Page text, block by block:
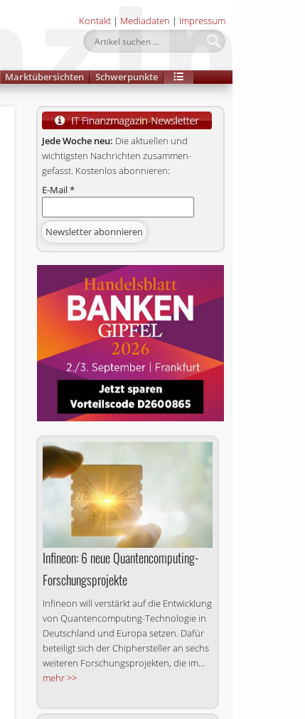
Kontakt | Mediadaten | Impressum
Marktübersichten Schwerpunkte
Jede Woche neu: Die aktuellen und
wichtigsten Nachrichten zusammen­
gefasst. Kostenlos abonnieren:
E-Mail*
Infineon: 6 neue Quantencomputing-
Forschungsprojekte
Infineon will verstärkt auf die Entwicklung
von Quantencomputing-Technologie in
Deutschland und Europa setzen. Dafür
beteiligt sich der Chiphersteller an sechs
weiteren Forschungsprojekten, die im...
mehr >>